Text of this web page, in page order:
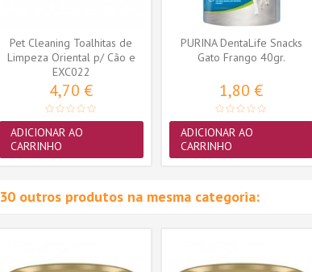
Pet Cleaning Toalhitas de
Limpeza Oriental p/ Cão e
Gato...
EXC022
4,70 €
ADICIONAR AO
CARRINHO
PURINA DentaLife Snacks
Gato Frango 40gr.
1,80 €
ADICIONAR AO
CARRINHO
30 outros produtos na mesma categoria: